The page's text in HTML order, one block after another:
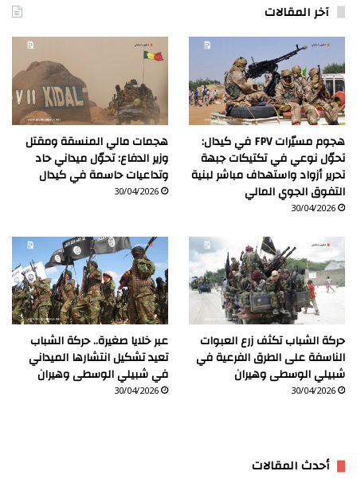
آخر المقالات
هجوم مسيّرات FPV في كيدال:
تحوّل نوعي في تكتيكات جبهة
تحرير أزواد واستهداف مباشر لبنية
التفوق الجوي المالي
30/04/2026
هجمات مالي المنسقة ومقتل
وزير الدفاع: تحوّل ميداني حاد
وتداعيات حاسمة في كيدال
30/04/2026
حركة الشباب تكثف زرع العبوات
الناسفة على الطرق الفرعية في
شبيلي الوسطى وهيران
30/04/2026
عبر خلايا صغيرة.. حركة الشباب
تعيد تشكيل انتشارها الميداني
في شبيلي الوسطى وهيران
30/04/2026
أحدث المقالات